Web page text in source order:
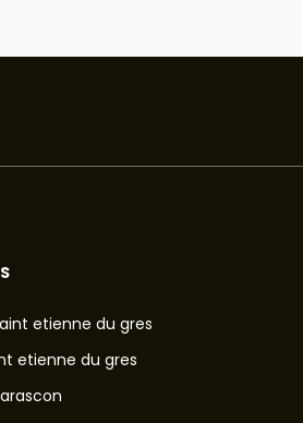
etienne du gres
etienne du gres